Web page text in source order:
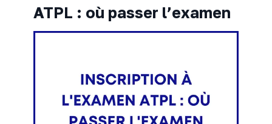
ATPL : où passer l’examen